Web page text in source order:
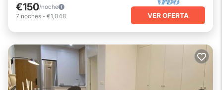
€150/noche
7 noches - €1,048 VER OFERTA